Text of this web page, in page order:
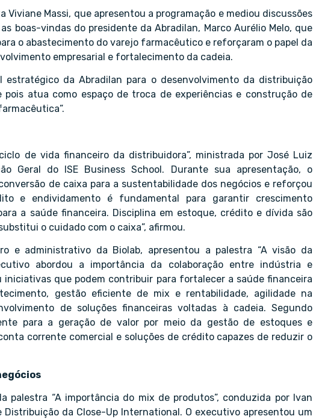
Massi, que apresentou a programação e mediou discussões
boas-vindas do presidente da Abradilan, Marco Aurélio Melo, que
o abastecimento do varejo farmacêutico e reforçaram o papel da
empresarial e fortalecimento da cadeia.
estratégico da Abradilan para o desenvolvimento da distribuição
atua como espaço de troca de experiências e construção de
de vida financeiro da distribuidora”, ministrada por José Luiz
Geral do ISE Business School. Durante sua apresentação, o
de caixa para a sustentabilidade dos negócios e reforçou
e endividamento é fundamental para garantir crescimento
a saúde financeira. Disciplina em estoque, crédito e dívida são
o cuidado com o caixa”, afirmou.
e administrativo da Biolab, apresentou a palestra “A visão da
abordou a importância da colaboração entre indústria e
que podem contribuir para fortalecer a saúde financeira
gestão eficiente de mix e rentabilidade, agilidade na
de soluções financeiras voltadas à cadeia. Segundo
para a geração de valor por meio da gestão de estoques e
corrente comercial e soluções de crédito capazes de reduzir o
“A importância do mix de produtos”, conduzida por Ivan
da Close-Up International. O executivo apresentou um